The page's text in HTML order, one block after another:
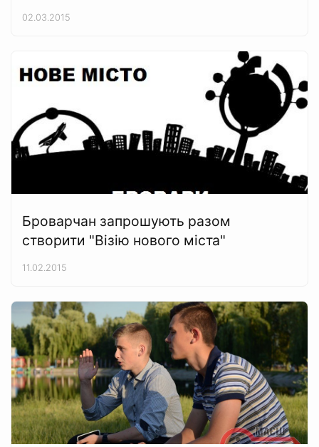
02.03.2015
Броварчан запрошують разом
створити "Візію нового міста"
11.02.2015